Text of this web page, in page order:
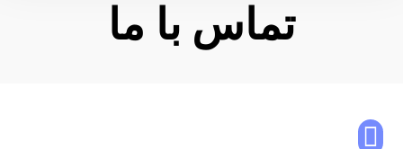
تماس با ما